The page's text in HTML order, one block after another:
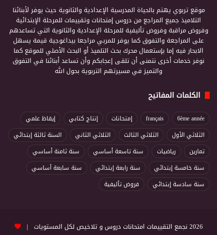
موقع تربوي يهتم بالحياة المدرسية الإعدادية والثانوية حيث يوفر لأبنائنا
التلاميذ جميع المراجع من دروس إمتحانات وتقييمات للمرحلة الإبتدائية
وفروض مراقبة وفروض تأليفية للمرحلة الإعدادية والثانوية التي تساعدهم
على المراجعة والتفوق كما يوفر للمربي مراجعا بيداغوجية قيمة يسهل
الابحار فيه إما بإستعمال محرك بحث التلميذ أو البحث الأصلي للموقع كما
نوفر خدمات أخرى نتمنى أن تلقى إعجابكم وأن تساعد أبنائنا في التفوق
والتميز في مسيرتهم التربوية بحول الله
الكلمات المفاتيح
6ème année
français إمتحانات إنتاج كتابي
إيقاظ علمي
الثلاثي الأول
الثلاثي الثالث الثلاثي الثاني
السنة ثالثة إبتدائي
تمارين
رياضيات سنة تاسعة أساسي
سنة ثامنة أساسي
سنة خامسة إبتدائي
سنة رابعة إبتدائي
سنة سابعة أساسي
سنة سادسة إبتدائي
فروض تأليفية
2026 نجمع التقييمات امتحانات دروس و تلاخيص لكل المستويات |